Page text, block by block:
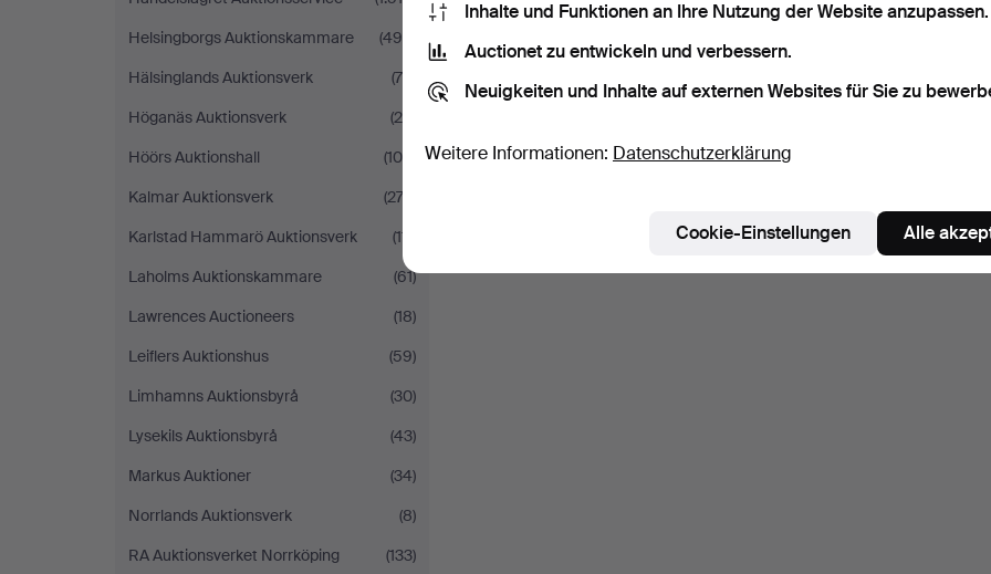
Helsingborgs Auktionskammare
(490)
Hälsinglands Auktionsverk
(70)
Höganäs Auktionsverk
(29)
Höörs Auktionshall
(100)
Kalmar Auktionsverk
(273)
Karlstad Hammarö Auktionsverk
(111)
Laholms Auktionskammare
(61)
Lawrences Auctioneers
(18)
Leiflers Auktionshus
(59)
Limhamns Auktionsbyrå
(30)
Lysekils Auktionsbyrå
(43)
Markus Auktioner
(34)
Norrlands Auktionsverk
(8)
RA Auktionsverket Norrköping
(133)
Inhalte und Funktionen an Ihre Nutzung der Website anzupassen.
Auctionet zu entwickeln und verbessern.
Neuigkeiten und Inhalte auf externen Websites für Sie zu
Weitere Informationen: Datenschutzerklärung
Cookie-Einstellungen Alle